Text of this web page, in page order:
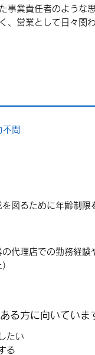
事業責任者のような
、営業として日々
不問
図るために年齢制限
代理店での勤務経
る方に向いていま
たい
る